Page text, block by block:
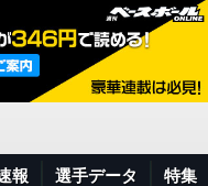
報 選手データ 特集